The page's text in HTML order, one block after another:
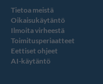
Tietoa meistä
Oikaisukäytäntö
Ilmoita virheestä
Toimitusperiaatteet
Eettiset ohjeet
AI-käytäntö